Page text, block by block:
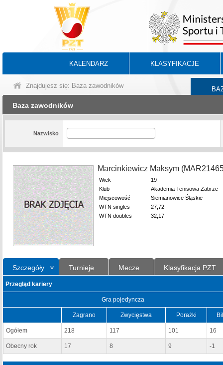
KALENDARZ KLASYFIKACJE
Znajdujesz się: Baza zawodników
Baza zawodników
Nazwisko
Marcinkiewicz Maksym
Wiek
19
Klub
Akademia Tenisowa Zabrze
Miejscowość
Siemianowice Śląskie
WTN singles
27,72
WTN doubles
32,17
Szczegóły Turnieje Mecze Klasyfikacja PZT
Przegląd kariery
Gra pojedyncza
Zagrano Zwycięstwa Porażki
Ogółem 218 117 101 16
Obecny rok 17 8 9 -1